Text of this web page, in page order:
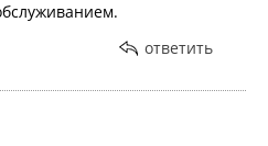
ответить